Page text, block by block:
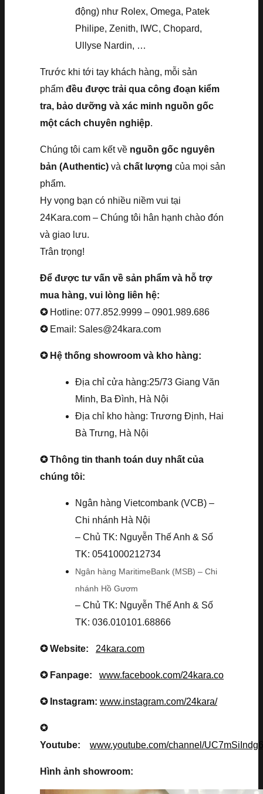
động) như Rolex, Omega, Patek
Philipe, Zenith, IWC, Chopard,
Ullyse Nardin, …
Trước khi tới tay khách hàng, mỗi sản
phẩm đều được trải qua công đoạn kiểm
tra, bảo dưỡng và xác minh nguồn gốc
một cách chuyên nghiệp.
Chúng tôi cam kết về nguồn gốc nguyên
bản (Authentic) và chất lượng của mọi sản
phẩm.
Hy vọng bạn có nhiều niềm vui tại
24Kara.com – Chúng tôi hân hạnh chào đón
và giao lưu.
Trân trọng!
Để được tư vấn về sản phẩm và hỗ trợ
mua hàng, vui lòng liên hệ:
✪ Hotline: 077.852.9999 – 0901.989.686
✪ Email: Sales@24kara.com
✪ Hệ thống showroom và kho hàng:
Địa chỉ cửa hàng:25/73 Giang Văn
Minh, Ba Đình, Hà Nội
Địa chỉ kho hàng: Trương Định, Hai
Bà Trưng, Hà Nội
✪ Thông tin thanh toán duy nhất của
chúng tôi:
Ngân hàng Vietcombank (VCB) –
Chi nhánh Hà Nội
– Chủ TK: Nguyễn Thế Anh & Số
TK: 0541000212734
Ngân hàng MaritimeBank (MSB) – Chi
nhánh Hồ Gươm
– Chủ TK: Nguyễn Thế Anh & Số
TK: 036.010101.68866
✪ Website: 24kara.com
✪ Fanpage: www.facebook.com/24kara.co
✪ Instagram: www.instagram.com/24kara/
✪
Youtube: www.youtube.com/channel/
Hình ảnh showroom: